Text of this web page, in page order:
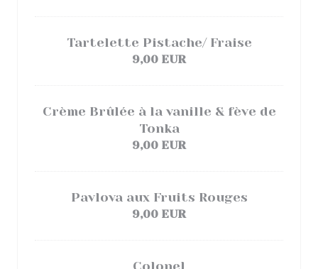
Tartelette Pistache/ Fraise
9,00 EUR
Crème Brûlée à la vanille & fève de
Tonka
9,00 EUR
Pavlova aux Fruits Rouges
9,00 EUR
Colonel